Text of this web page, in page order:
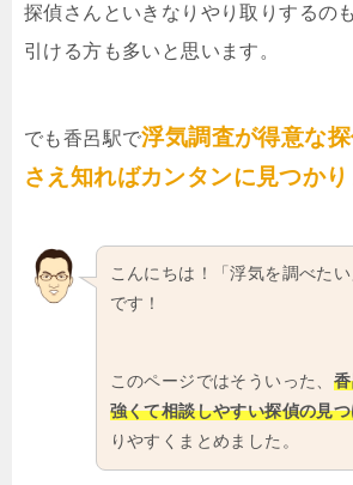
探偵さんといきなりやり取りするの
引ける方も多いと思います。
でも香呂駅で浮気調査が得意な
さえ知ればカンタンに見つかり
こんにちは！「浮気を調べた
です！
このページではそういった、
強くて相談しやすい探偵の見
りやすくまとめました。